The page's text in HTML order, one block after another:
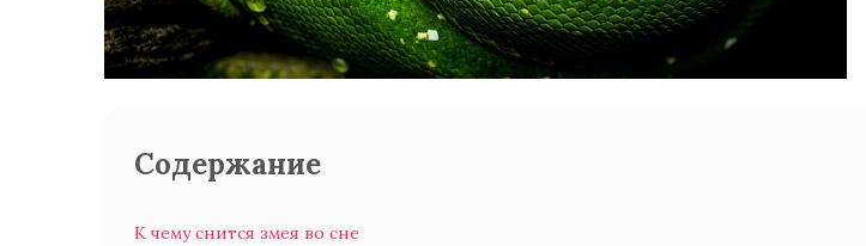
Содержание
К чему снится змея во сне